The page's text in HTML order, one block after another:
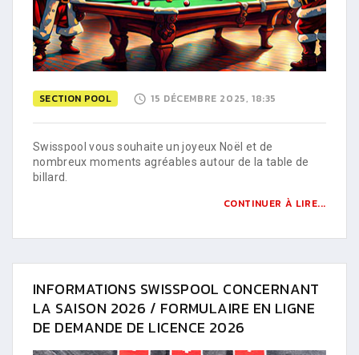
SECTION POOL 15 DÉCEMBRE 2025, 18:35
Swisspool vous souhaite un joyeux Noël et de
nombreux moments agréables autour de la table de
billard.
CONTINUER À LIRE...
INFORMATIONS SWISSPOOL CONCERNANT
LA SAISON 2026 / FORMULAIRE EN LIGNE
DE DEMANDE DE LICENCE 2026